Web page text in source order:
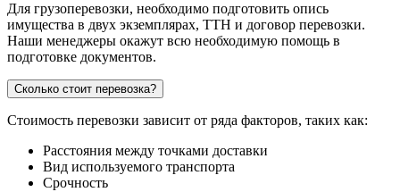
Для грузоперевозки, необходимо подготовить опись
имущества в двух экземплярах, ТТН и договор перевозки.
Наши менеджеры окажут всю необходимую помощь в
подготовке документов.
Сколько стоит перевозка?
Стоимость перевозки зависит от ряда факторов, таких как:
Расстояния между точками доставки
Вид используемого транспорта
Срочность